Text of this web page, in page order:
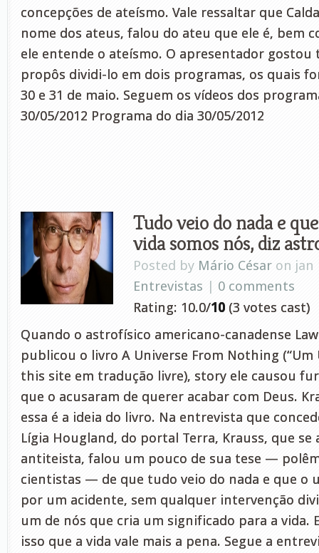
concepções de ateísmo. Vale ressaltar que
nome dos ateus, falou do ateu que ele é, bem
ele entende o ateísmo. O apresentador
propôs dividi-lo em dois programas, os quais
30 e 31 de maio. Seguem os vídeos dos
30/05/2012 Programa do dia 30/05/2012
Tudo veio do nada e
vida somos nós, diz
Posted by Mário César on jan
Entrevistas | 0 comments
Rating: 10.0/10 (3 votes cast)
Quando o astrofísico americano-canadense
publicou o livro A Universe From Nothing (“Um
this site em tradução livre), story ele causou
que o acusaram de querer acabar com Deus.
essa é a ideia do livro. Na entrevista que
Lígia Hougland, do portal Terra, Krauss, que se
antiteista, falou um pouco de sua tese —
cientistas — de que tudo veio do nada e que o
por um acidente, sem qualquer intervenção
um de nós que cria um significado para a vida.
isso que a vida vale mais a pena. Segue a